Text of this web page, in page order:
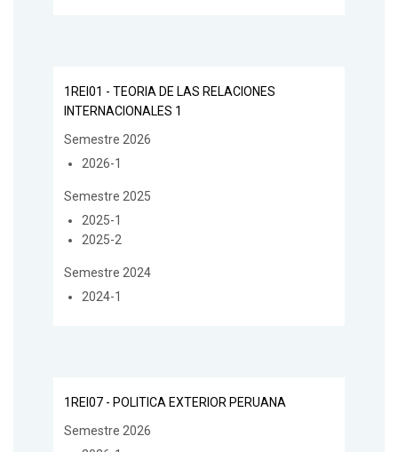
1REI01 - TEORIA DE LAS RELACIONES
INTERNACIONALES 1
Semestre 2026
2026-1
Semestre 2025
2025-1
2025-2
Semestre 2024
2024-1
1REI07 - POLITICA EXTERIOR PERUANA
Semestre 2026